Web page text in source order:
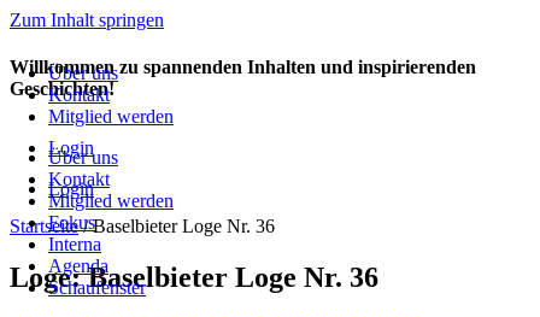
Zum Inhalt springen
Über uns
Kontakt
Mitglied werden
Über uns
Kontakt
Mitglied werden
Login
Login
Fokus
Interna
Agenda
Schaufenster
Willkommen zu spannenden Inhalten und inspirierenden
Geschichten!
Startseite/Baselbieter Loge Nr. 36
Loge: Baselbieter Loge Nr. 36